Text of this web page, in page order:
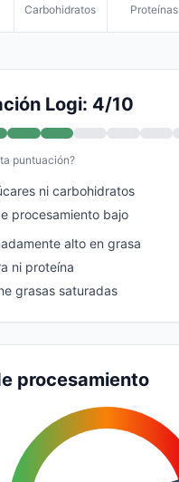
Carbohidratos Proteínas
Logi: 4/10
puntuación?
ni carbohidratos
procesamiento bajo
alto en grasa
ni proteína
grasas saturadas
procesamiento